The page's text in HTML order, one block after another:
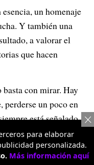
un homenaje
Y también una
a valorar el
que hacen
basta con mirar. Hay
perderse un poco en
está señalado.
para elaborar
personalizada.
Más información aquí